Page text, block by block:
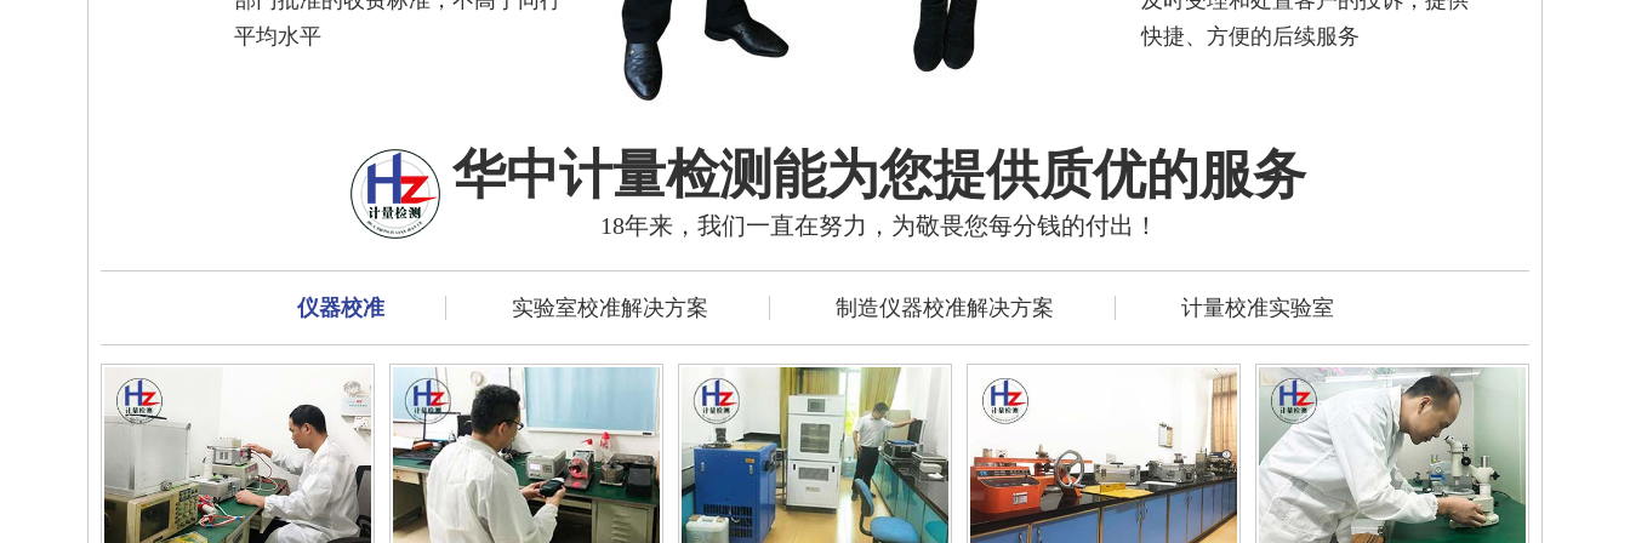
平均水平
快捷、方便的后续服务
华中计量检测能为您提供质优的服务
18年来，我们一直在努力，为敬畏您每分钱的付出！
仪器校准 实验室校准解决方案 制造仪器校准解决方案 计量校准实验室